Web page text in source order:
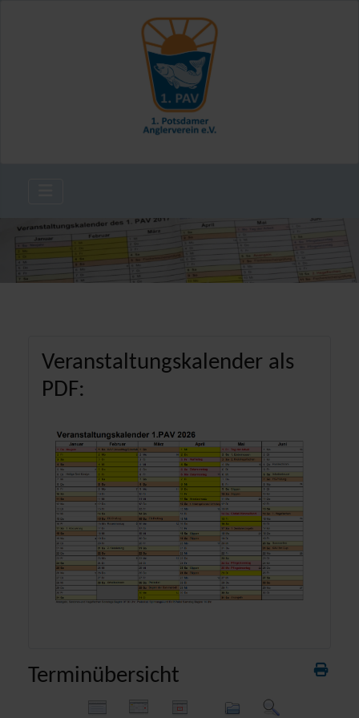
Veranstaltungskalender als
PDF:
Terminübersicht